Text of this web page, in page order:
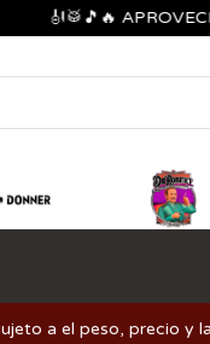
🎻🥁🎵🔥 APROVECHA
a el peso, precio y